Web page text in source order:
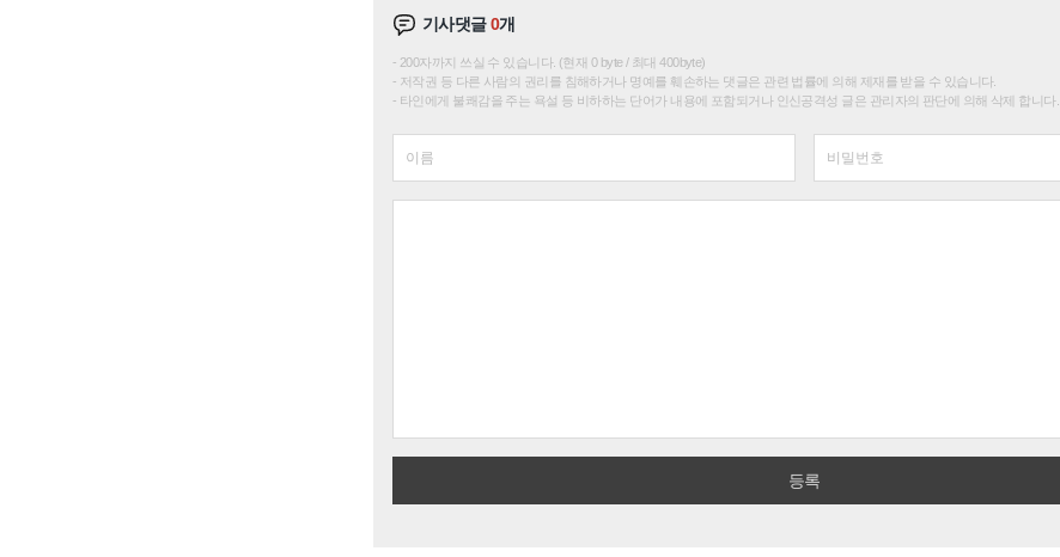
기사댓글0개
200자까지 쓰실 수 있습니다. (현재 0 byte / 최대 400byte)
저작권 등 다른 사람의 권리를 침해하거나 명예를 훼손하는 댓글은 관련 법률에 의해 제재를 받을 수 있습니다.
타인에게 불쾌감을 주는 욕설 등 비하하는 단어가 내용에 포함되거나 인신공격성 글은 관리자의 판단에 의해 삭제 합니다.